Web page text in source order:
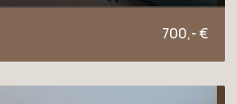
700,- €